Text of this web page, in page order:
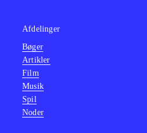
Afdelinger
Bøger
Artikler
Film
Musik
Spil
Noder